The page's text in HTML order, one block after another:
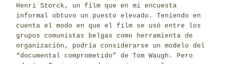
Henri Storck, un film que en mi encuesta
informal obtuvo un puesto elevado. Teniendo en
cuenta el modo en que el film se usó entre los
grupos comunistas belgas como herramienta de
organización, podría considerarse un modelo del
“documental comprometido” de Tom Waugh. Pero